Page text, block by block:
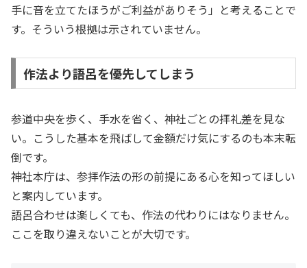
手に音を立てたほうがご利益がありそう」と考えることで
す。そういう根拠は示されていません。
作法より語呂を優先してしまう
参道中央を歩く、手水を省く、神社ごとの拝礼差を見な
い。こうした基本を飛ばして金額だけ気にするのも本末転
倒です。
神社本庁は、参拝作法の形の前提にある心を知ってほしい
と案内しています。
語呂合わせは楽しくても、作法の代わりにはなりません。
ここを取り違えないことが大切です。